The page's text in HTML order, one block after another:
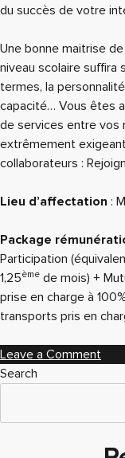
du succès de votre
Une bonne maitrise de
niveau scolaire suffira
termes, la
capacité… Vous êtes
de services entre vos
extrêmement
collaborateurs :
Lieu d’affectation :
Package
Participation
1,25ème de mois) +
prise en charge à
transports pris en
Leave a Commenton
–
Search